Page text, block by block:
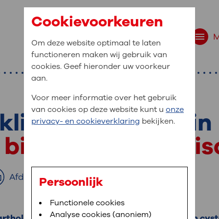
navigatie
bent u naar op
Bloedafname,MijnOLVG,Uw bezoek aan OLVG
medische gegevens
In MijnOLVG kunt u uw medische
het u uitkomt. OLVG breidt MijnOLVG
van Bartholin
een
Afdrukken
Cookievoorkeuren
Om deze website optimaal te laten
functioneren maken wij gebruik van
cookies. Geef hieronder uw voorkeur
aan.
Voor meer informatie over het gebruik
van cookies op deze website kunt u onze
privacy- en cookieverklaring bekijken.
Persoonlijk
Functionele cookies
Analyse cookies (anoniem)